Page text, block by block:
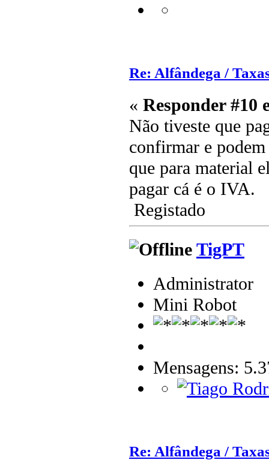
Re: Alfândega /
« Responder #10
Não tiveste que
confirmar e
que para material
pagar cá é o IVA.
Registado
TigPT
Administrator
Mini Robot
Mensagens:
Re: Alfândega /